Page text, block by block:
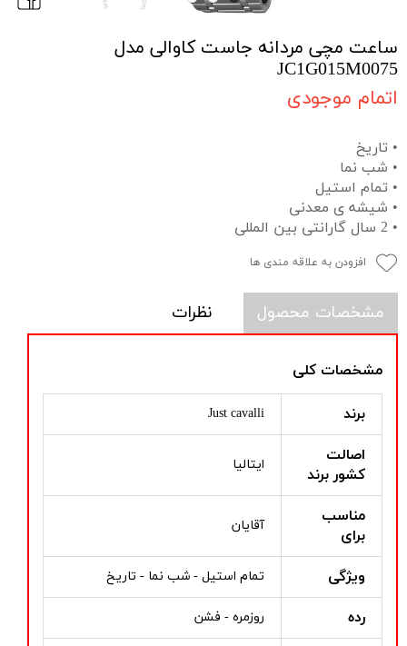
ساعت مچی مردانه جاست کاوالی مدل
JC1G015M0075
اتمام موجودی
• تاریخ
• شب نما
• تمام استیل
• شیشه ی معدنی
• 2 سال گارانتی بین المللی
افزودن به علاقه مندی ها
مشخصات محصول نظرات
مشخصات کلی
برند Just cavalli
اصالت
کشور برند
ایتالیا
مناسب
برای
آقایان
ویژگی تمام استیل - شب نما - تاریخ
رده روزمره - فشن